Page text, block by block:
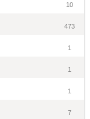
10
473
1
1
1
7